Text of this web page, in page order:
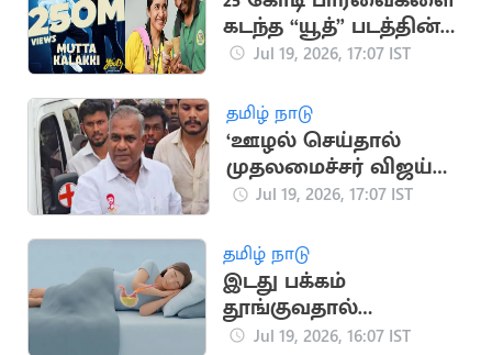
கடந்த “யூத்” படத்தின்
“முட்ட கலக்கி” பாடல்
Jul 19, 2026, 17:07 IST
தமிழ் நாடு
‘ஊழல் செய்தால்
முதலமைச்சர் விஜய்
நீக்கிவிடுவார்’..
Jul 19, 2026, 17:07 IST
தமிழ் நாடு
இடது பக்கம்
தூங்குவதால்
கிடைக்கும் முக்கிய
Jul 19, 2026, 16:07 IST